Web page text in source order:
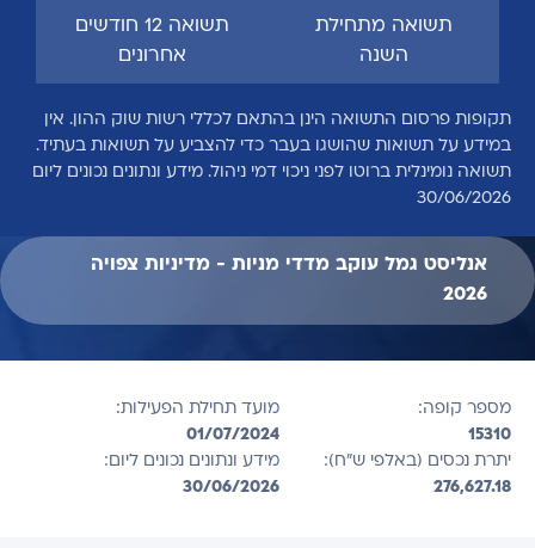
תשואה מתחילת
השנה
תשואה 12 חודשים
אחרונים
תקופות פרסום התשואה הינן בהתאם לכללי רשות שוק ההון. אין
במידע על תשואות שהושגו בעבר כדי להצביע על תשואות בעתיד.
תשואה נומינלית ברוטו לפני ניכוי דמי ניהול. מידע ונתונים נכונים ליום
30/06/2026
אנליסט גמל עוקב מדדי מניות - מדיניות צפויה
2026
מספר קופה:
15310
מועד תחילת הפעילות:
01/07/2024
יתרת נכסים (באלפי ש"ח):
276,627.18
מידע ונתונים נכונים ליום:
30/06/2026